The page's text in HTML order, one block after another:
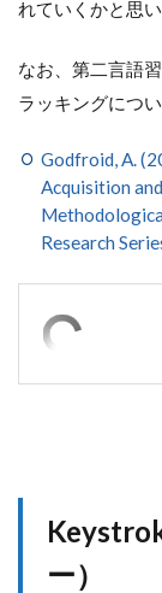
れていくかと思い
なお、第二言語
ラッキングにつ
Godfroid, A.
Acquisition
Research
ー）